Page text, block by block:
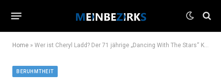
Home » Wer ist Cheryl Ladd? Der 71 jährige „Dancing With The Stars“ Kandidat
BERUHMTHEIT